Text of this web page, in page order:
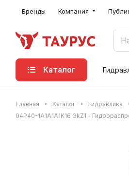
Бренды Компания
Каталог
Главная Каталог Гидравлика
04Р40-1А1А1А1K16 GkZ1 -